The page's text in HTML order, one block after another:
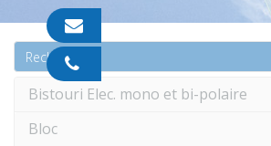
Bistouri Elec. mono et bi-polaire
Bloc
contact@ipp-
pharma.com
91
05